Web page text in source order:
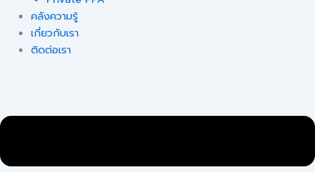
คลังความรู้
เกี่ยวกับเรา
ติดต่อเรา